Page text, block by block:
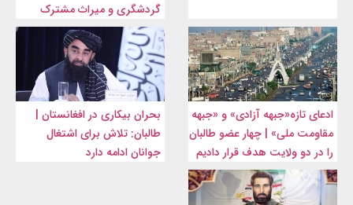
گردشگری و میراث مشترک
ادعای تازه«جبهه آزادی» و «جبهه
مقاومت ملی» | چهار عضو طالبان
را در دو ولایت هدف قرار دادیم
بحران بیکاری در افغانستان |
طالبان: تلاش برای اشتغال
جوانان ادامه دارد